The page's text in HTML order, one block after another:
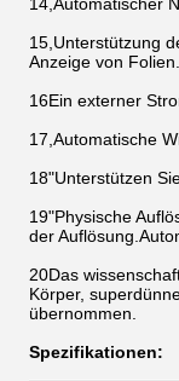
15,Unterstützung
Anzeige von Folien.
16Ein externer
17,Automatische
18"Unterstützen
19"Physische
der
20Das
Körper,
übernommen.
Spezifikationen: